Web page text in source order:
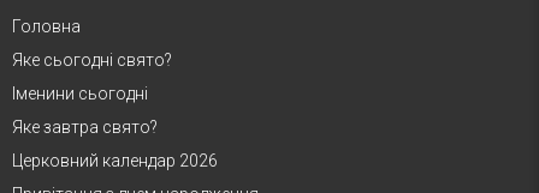
Головна
Яке сьогодні свято?
Іменини сьогодні
Яке завтра свято?
Церковний календар 2026